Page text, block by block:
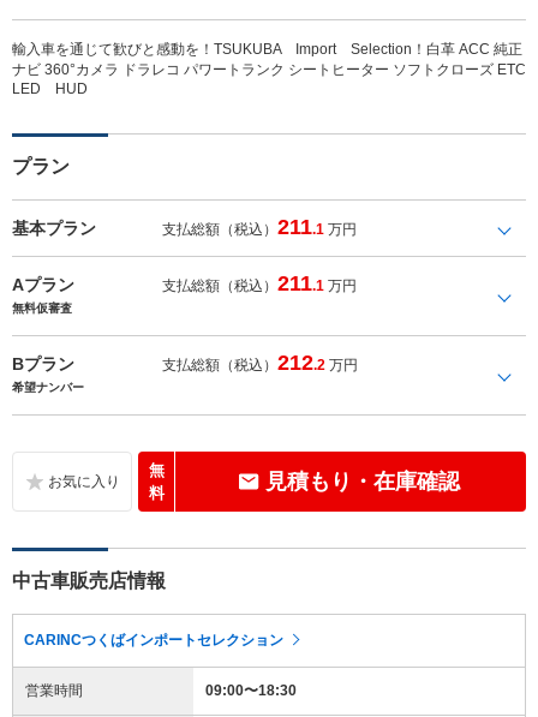
輸入車を通じて歓びと感動を！TSUKUBA Import Selection！白革 ACC 純正
ナビ 360°カメラ ドラレコ パワートランク シートヒーター ソフトクローズ ETC
LED HUD
プラン
基本プラン 支払総額（税込）211.1 万円
Aプラン 支払総額（税込）211.1 万円
無料仮審査
Bプラン 支払総額（税込）212.2 万円
希望ナンバー
無
料
見積もり・在庫確認
中古車販売店情報
CARINCつくばインポートセレクション
営業時間 09:00〜18:30